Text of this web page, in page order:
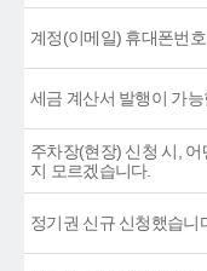
계정(이메일) 휴대폰번
세금 계산서 발행이 가
주차장(현장) 신청 시,
지 모르겠습니다.
정기권 신규 신청했습니